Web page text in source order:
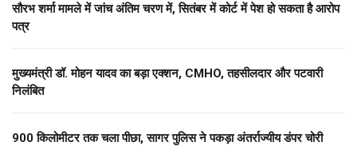
सौरभ शर्मा मामले में जांच अंतिम चरण में, सितंबर में कोर्ट में पेश हो सकता है आरोप
पत्र
मुख्यमंत्री डॉ. मोहन यादव का बड़ा एक्शन, CMHO, तहसीलदार और पटवारी
निलंबित
900 किलोमीटर तक चला पीछा, सागर पुलिस ने पकड़ा अंतर्राज्यीय डंपर चोरी